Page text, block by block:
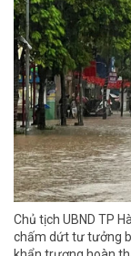
Chủ tịch UBND TP
chấm dứt tư tưởng